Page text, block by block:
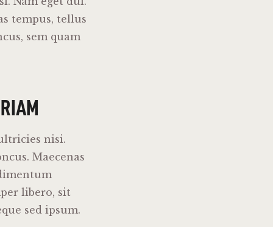
tempus, tellus
sem quam
nisi.
Maecenas
libero, sit
sed ipsum.